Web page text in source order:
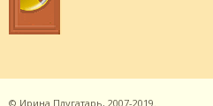
© Ирина Плугатарь, 2007-2019.